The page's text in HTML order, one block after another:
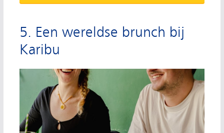
5. Een wereldse brunch bij
Karibu